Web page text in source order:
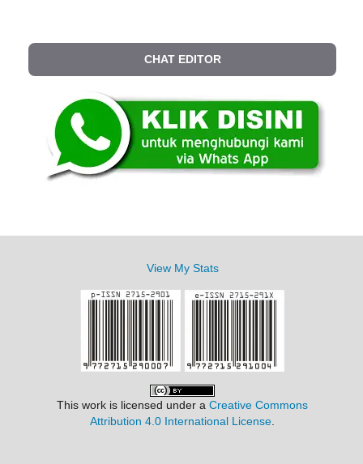
CHAT EDITOR
View My Stats
This work is licensed under a Creative Commons
Attribution 4.0 International License